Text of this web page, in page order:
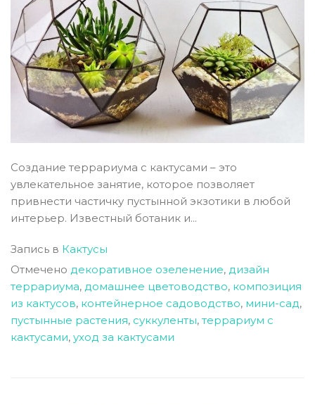
Создание террариума с кактусами – это
увлекательное занятие, которое позволяет
привнести частичку пустынной экзотики в любой
интерьер. Известный ботаник и...
Запись в Кактусы
Отмечено декоративное озеленение, дизайн
террариума, домашнее цветоводство, композиция
из кактусов, контейнерное садоводство, мини-сад,
пустынные растения, суккуленты, террариум с
кактусами, уход за кактусами